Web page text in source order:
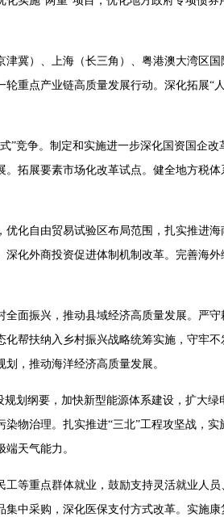
冀）、上海（长三角）、粤港澳大湾区国
重点产业链高质量发展行动。深化拓展“
”竞争。制定和实施进一步深化国资国企改
拓展要素市场化改革试点。健全地方税
化自由贸易试验区布局范围，扎实推进海
化外商投资促进体制机制改革。完善海外
面振兴，推动县域经济高质量发展。严
帮扶纳入乡村振兴战略统筹实施，守牢
，推动海洋经济高质量发展。
划纲要，加快新型能源体系建设，扩大绿
物治理。扎实推进“三北”工程攻坚战，实
天气能力。
等重点群体就业，鼓励支持灵活就业人员
中采购，深化医保支付方式改革。实施